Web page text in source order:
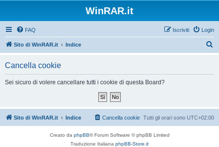
WinRAR.it
FAQ Login
Iscriviti
Sito di WinRAR.it Indice
Cancella cookie
Sei sicuro di volere cancellare tutti i cookie di questa Board?
Sito di WinRAR.it Indice Tutti gli orari sono UTC+02:00
Cancella cookie
Creato da phpBB® Forum Software © phpBB Limited
Traduzione Italiana phpBB-Store.it